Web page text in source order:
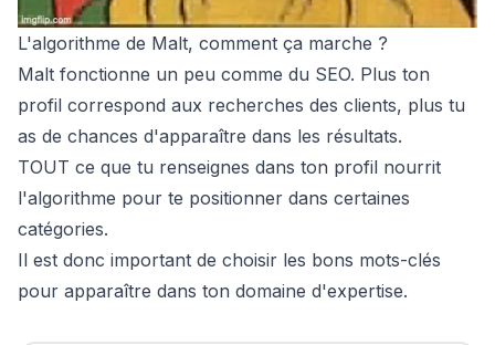
L'algorithme de Malt, comment ça marche ?
Malt fonctionne un peu comme du SEO. Plus ton
profil correspond aux recherches des clients, plus tu
as de chances d'apparaître dans les résultats.
TOUT ce que tu renseignes dans ton profil nourrit
l'algorithme pour te positionner dans certaines
catégories.
Il est donc important de choisir les bons mots-clés
pour apparaître dans ton domaine d'expertise.